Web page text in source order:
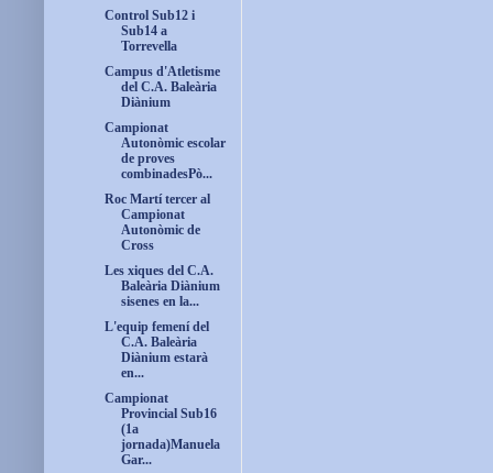
Control Sub12 i
Sub14 a
Torrevella
Campus d'Atletisme
del C.A. Baleària
Diànium
Campionat
Autonòmic escolar
de proves
combinadesPò...
Roc Martí tercer al
Campionat
Autonòmic de
Cross
Les xiques del C.A.
Baleària Diànium
sisenes en la...
L'equip femení del
C.A. Baleària
Diànium estarà
en...
Campionat
Provincial Sub16
(1a
jornada)Manuela
Gar...